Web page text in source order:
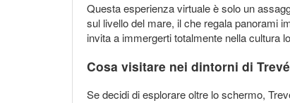
Questa esperienza virtuale è solo un
sul livello del mare, il che regala panorami
invita a immergerti totalmente nella cultura
Cosa visitare nei dintorni di
Se decidi di esplorare oltre lo schermo,